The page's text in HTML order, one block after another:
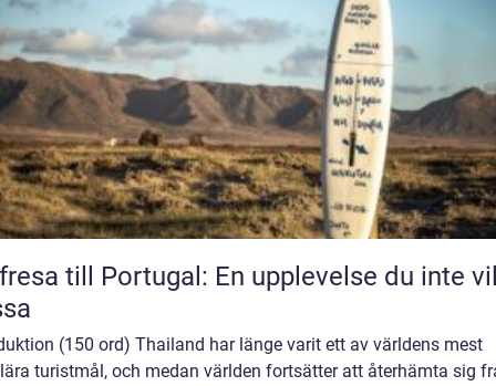
till Portugal: En upplevelse du inte
(150 ord) Thailand har länge varit ett av världens mest
turistmål, och medan världen fortsätter att återhämta sig